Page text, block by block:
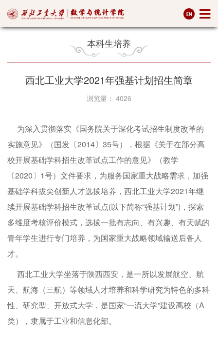
本科生培养
西北工业大学2021年强基计划招生简章
浏览量： 4026
为深入贯彻落实《国务院关于深化考试招生制度改革的
实施意见》（国发〔2014〕35号），根据《关于在部分高
校开展基础学科招生改革试点工作的意见》（教学
〔2020〕1号）文件要求，为服务国家重大战略需求，加强
基础学科拔尖创新人才选拔培养，西北工业大学2021年继
续开展基础学科招生改革试点(以下简称“强基计划”)，探索
多维度考核评价模式，选拔一批有志向、有兴趣、有天赋的
青年学生进行专门培养，为国家重大战略领域输送后备人
才。
西北工业大学坐落于陕西西安，是一所以发展航空、航
天、航海（三航）等领域人才培养和科学研究为特色的多科
性、研究型、开放式大学，是国家“一流大学”建设高校（A
类），隶属于工业和信息化部。